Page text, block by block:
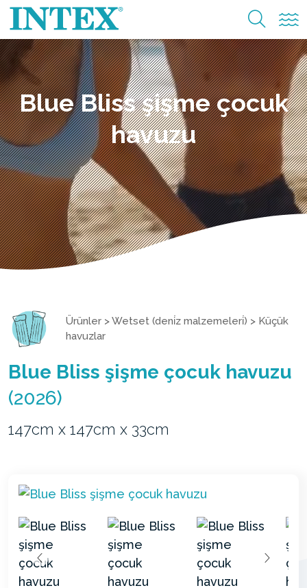
Blue Bliss şişme çocuk
havuzu
Ürünler >Wetset (deni̇z malzemeleri̇) > Küçük
havuzlar
Blue Bliss şişme çocuk havuzu
(2026)
147cm x 147cm x 33cm